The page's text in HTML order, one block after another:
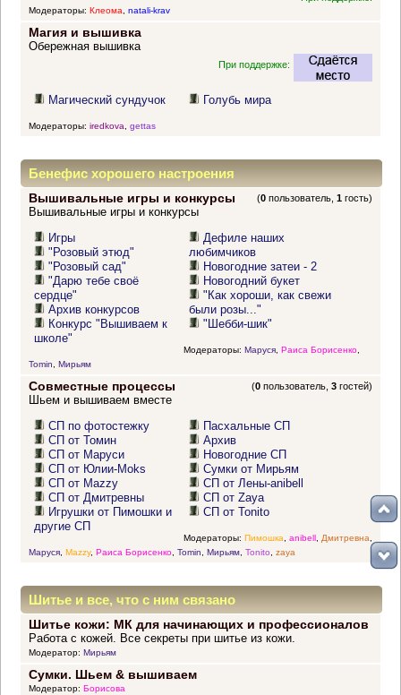
Модераторы: Клеома, natali-krav
Магия и вышивка
Обережная вышивка
При поддержке:
Магический сундучок Голубь мира
Модераторы: iredkova gettas
Бенефис хорошего настроения
Вышивальные игры и конкурсы (0 пользователь,1 гость)
Вышивальные игры и конкурсы
Игры
"Розовый этюд"
"Розовый сад"
"Дарю тебе своё
сердце"
Архив конкурсов
Конкурс "Вышиваем к
школе"
Дефиле наших
любимчиков
Новогодние затеи - 2
Новогодний букет
"Как хороши, как свежи
были розы..."
"Шебби-шик"
Модераторы: Маруся, Раиса Борисенко,
Tomin
Мирьям
Совместные процессы (0 пользователь,3 гостей)
Шьем и вышиваем вместе
СП по фотостежку
СП от Томин
СП от Маруси
СП от Юлии-Moks
СП от Mazzy
СП от Дмитревны
Игрушки от Пимошки и
другие СП
Пасхальные СП
Архив
Новогодние СП
Сумки от Мирьям
СП от Лены-anibell
СП от Zaya
СП от Tonito
Модераторы: Пимошка anibell, Дмитревна
Маруся, Mazzy, Раиса Борисенко, Tomin Мирьям, Tonito zaya
Шитье и все, что с ним связано
Шитье кожи: МК для начинающих и профессионалов
Работа с кожей. Все секреты при шитье из кожи.
Модератор: Мирьям
Сумки. Шьем & вышиваем
Модератор: Борисова